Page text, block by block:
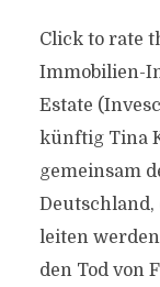
Click to rate
Immobilien-
Estate
künftig Tina
gemeinsam
leiten
den Tod von